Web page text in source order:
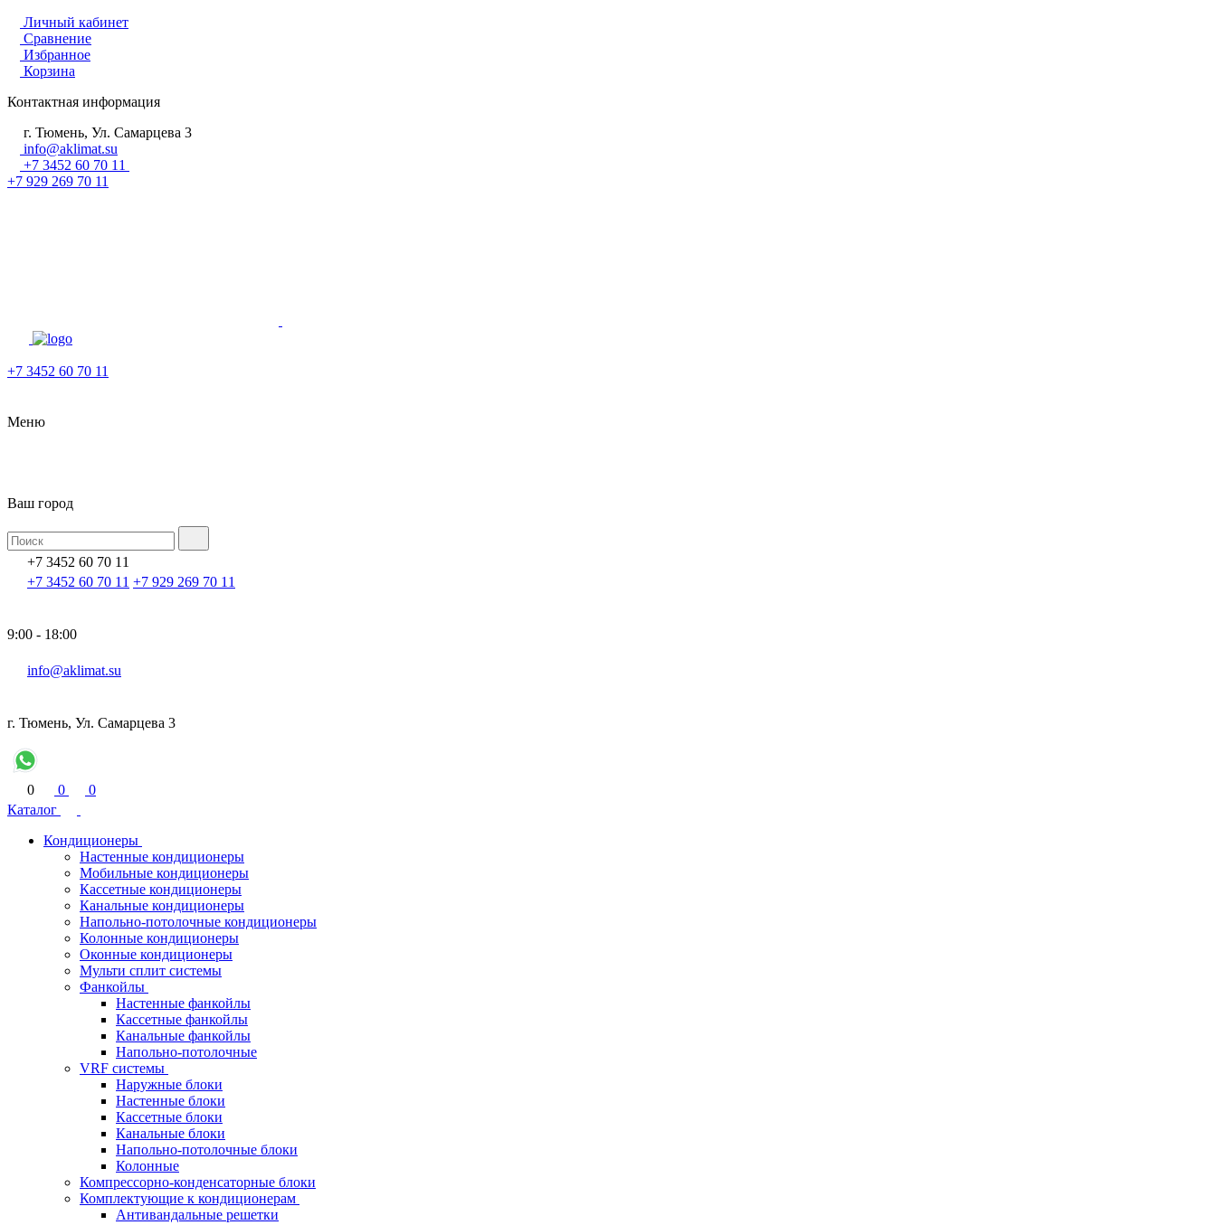
Личный кабинет
Сравнение
Избранное
Корзина
Контактная информация
г. Тюмень, Ул. Самарцева 3
info@aklimat.su
+7 3452 60 70 11
+7 929 269 70 11
+7 3452 60 70 11
Меню
Ваш город
+7 3452 60 70 11
+7 3452 60 70 11 +7 929 269 70 11
9:00 - 18:00
info@aklimat.su
г. Тюмень, Ул. Самарцева 3
0 0
0
Каталог
Кондиционеры
Настенные кондиционеры
Мобильные кондиционеры
Кассетные кондиционеры
Канальные кондиционеры
Напольно-потолочные кондиционеры
Колонные кондиционеры
Оконные кондиционеры
Мульти сплит системы
Фанкойлы
Настенные фанкойлы
Кассетные фанкойлы
Канальные фанкойлы
Напольно-потолочные
VRF системы
Наружные блоки
Настенные блоки
Кассетные блоки
Канальные блоки
Напольно-потолочные блоки
Колонные
Компрессорно-конденсаторные блоки
Комплектующие к кондиционерам
Антивандальные решетки